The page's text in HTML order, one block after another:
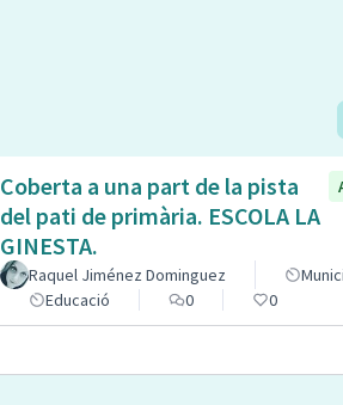
Coberta a una part de la pista
del pati de primària. ESCOLA LA
GINESTA.
Raquel Jiménez Dominguez
Educació
0 0